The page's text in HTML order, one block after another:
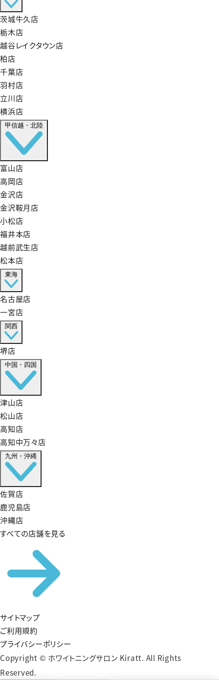
茨城牛久店
栃木店
越谷レイクタウン店
柏店
千葉店
羽村店
立川店
横浜店
甲信越・北陸
富山店
高岡店
金沢店
金沢鞍月店
小松店
福井本店
越前武生店
松本店
東海
名古屋店
一宮店
関西
堺店
中国・四国
津山店
松山店
高知店
高知中万々店
九州・沖縄
佐賀店
鹿児島店
沖縄店
すべての店舗を見る
サイトマップ
ご利用規約
プライバシーポリシー
Copyright © ホワイトニングサロン Kiratt. All Rights
Reserved.